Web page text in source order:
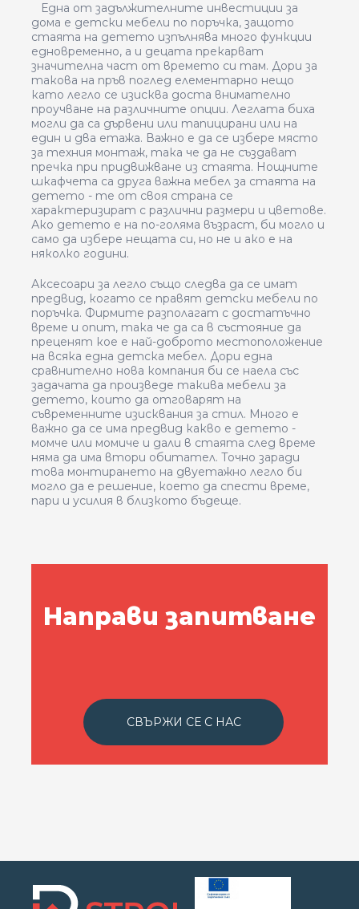
Една от задължителните инвестиции за
дома е детски мебели по поръчка, защото
стаята на детето изпълнява много функции
едновременно, а и децата прекарват
значителна част от времето си там. Дори за
такова на пръв поглед елементарно нещо
като легло се изисква доста внимателно
проучване на различните опции. Леглата биха
могли да са дървени или тапицирани или на
един и два етажа. Важно е да се избере място
за техния монтаж, така че да не създават
пречка при придвижване из стаята. Нощните
шкафчета са друга важна мебел за стаята на
детето - те от своя страна се
характеризират с различни размери и цветове.
Ако детето е на по-голяма възраст, би могло и
само да избере нещата си, но не и ако е на
няколко години.
Аксесоари за легло също следва да се имат
предвид, когато се правят детски мебели по
поръчка. Фирмите разполагат с достатъчно
време и опит, така че да са в състояние да
преценят кое е най-доброто местоположение
на всяка една детска мебел. Дори една
сравнително нова компания би се наела със
задачата да произведе такива мебели за
детето, които да отговарят на
съвременните изисквания за стил. Много е
важно да се има предвид какво е детето -
момче или момиче и дали в стаята след време
няма да има втори обитател. Точно заради
това монтирането на двуетажно легло би
могло да е решение, което да спести време,
пари и усилия в близкото бъдеще.
Направи запитване
СВЪРЖИ СЕ С НАС